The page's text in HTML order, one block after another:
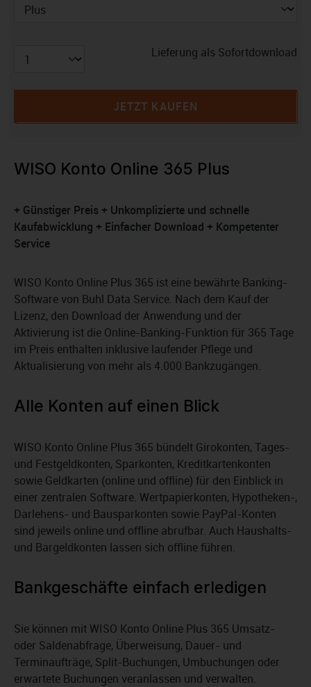
Lieferung als Sofortdownload
JETZT KAUFEN
WISO Konto Online 365 Plus
+ Günstiger Preis + Unkomplizierte und schnelle
Kaufabwicklung + Einfacher Download + Kompetenter
Service
WISO Konto Online Plus 365 ist eine bewährte Banking-
Software von Buhl Data Service. Nach dem Kauf der
Lizenz, den Download der Anwendung und der
Aktivierung ist die Online-Banking-Funktion für 365 Tage
im Preis enthalten inklusive laufender Pflege und
Aktualisierung von mehr als 4.000 Bankzugängen.
Alle Konten auf einen Blick
WISO Konto Online Plus 365 bündelt Girokonten, Tages-
und Festgeldkonten, Sparkonten, Kreditkartenkonten
sowie Geldkarten (online und offline) für den Einblick in
einer zentralen Software. Wertpapierkonten, Hypotheken-,
Darlehens- und Bausparkonten sowie PayPal-Konten
sind jeweils online und offline abrufbar. Auch Haushalts-
und Bargeldkonten lassen sich offline führen.
Bankgeschäfte einfach erledigen
Sie können mit WISO Konto Online Plus 365 Umsatz-
oder Saldenabfrage, Überweisung, Dauer- und
Terminaufträge, Split-Buchungen, Umbuchungen oder
erwartete Buchungen veranlassen und verwalten.